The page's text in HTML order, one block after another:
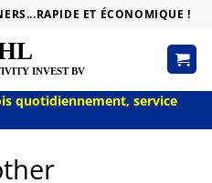
ET ÉCONOMIQUE !
quotidiennement, service